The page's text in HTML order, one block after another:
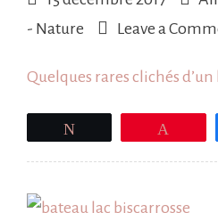
- Nature
Leave a
Quelques rares clichés